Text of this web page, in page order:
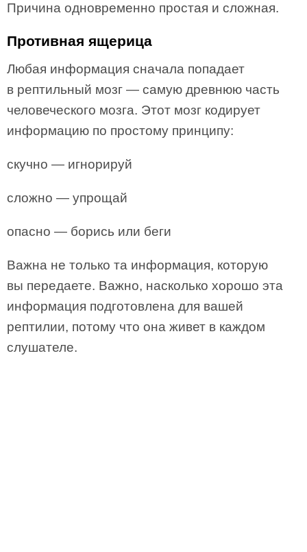
Причина одновременно простая и сложная.
Противная ящерица
Любая информация сначала попадает
в рептильный мозг — самую древнюю часть
человеческого мозга. Этот мозг кодирует
информацию по простому принципу:
скучно — игнорируй
сложно — упрощай
опасно — борись или беги
Важна не только та информация, которую
вы передаете. Важно, насколько хорошо эта
информация подготовлена для вашей
рептилии, потому что она живет в каждом
слушателе.